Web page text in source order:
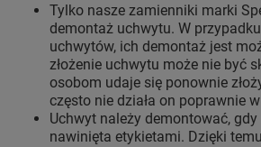
Tylko nasze zamienniki marki
demontaż uchwytu. W
uchwytów, ich demontaż jest
złożenie uchwytu może nie być
osobom udaje się ponownie
często nie działa on poprawnie
Uchwyt należy demontować, gdy
nawinięta etykietami. Dzięki